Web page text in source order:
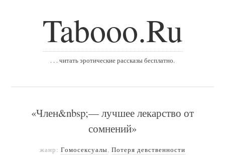
Tabooo.Ru
. . . читать эротические рассказы бесплатно.
«Член&nbsp;— лучшее лекарство от
сомнений»
жанр: Гомосексуалы, Потеря девственности